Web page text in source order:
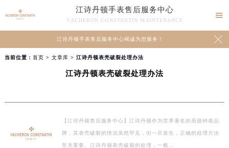
江诗丹顿手表售后服务中心
VACHERON CONSTANTIN MAINTENANCE

江诗丹顿手表售后服务中心竭诚为您服务！ 
当前位置： 首页 > 文章库 > 江诗丹顿表壳破裂处理办法
江诗丹顿表壳破裂处理办法
【江诗丹顿售后服务中心】江诗丹顿作为世界著名的高级钟表品
牌，其表壳破裂的情况虽然罕见，但一旦发生，正确的处理方法
至关重要。江诗丹顿表壳破裂的处理，一般…